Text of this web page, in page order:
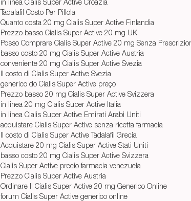
Tadalafil Costo Per Pillola
Quanto costa 20 mg Cialis Super Active Finlandia
Prezzo basso Cialis Super Active 20 mg UK
Posso Comprare Cialis Super Active 20 mg Senza
basso costo 20 mg Cialis Super Active Austria
conveniente 20 mg Cialis Super Active Svezia
Il costo di Cialis Super Active Svezia
generico do Cialis Super Active preço
Prezzo basso 20 mg Cialis Super Active Svizzera
in linea 20 mg Cialis Super Active Italia
in linea Cialis Super Active Emirati Arabi Uniti
acquistare Cialis Super Active senza ricetta farmacia
Il costo di Cialis Super Active Tadalafil Grecia
Acquistare 20 mg Cialis Super Active Stati Uniti
basso costo 20 mg Cialis Super Active Svizzera
Cialis Super Active precio farmacia venezuela
Prezzo Cialis Super Active Austria
Ordinare Il Cialis Super Active 20 mg Generico Online
forum Cialis Super Active generico online